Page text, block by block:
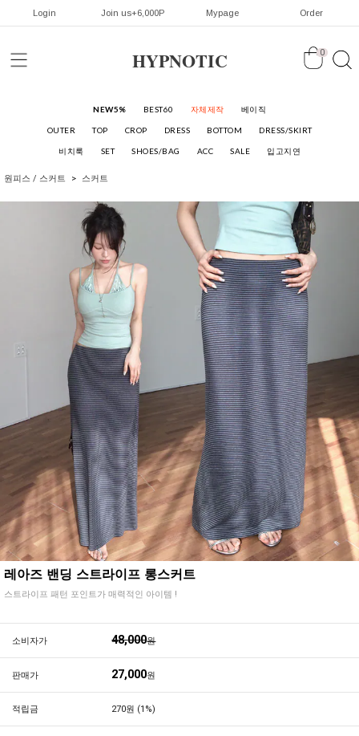
Login Join us+6,000P Mypage Order
HYPNOTIC 0
NEW5% BEST60 자체제작 베이직
OUTER TOP CROP DRESS BOTTOM DRESS/SKIRT
비치룩 SET SHOES/BAG ACC SALE 입고지연
원피스 / 스커트 스커트
레아즈 밴딩 스트라이프 롱스커트
스트라이프 패턴 포인트가 매력적인 아이템 !
소비자가 48,000원
판매가 27,000원
적립금 270원 (1%)